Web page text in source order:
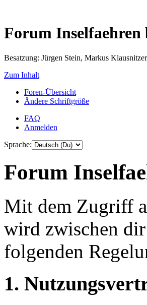
Forum Inselfaehren
Besatzung: Jürgen Stein, Markus
Zum Inhalt
Foren-Übersicht
Ändere Schriftgröße
FAQ
Anmelden
Sprache:
Forum
Mit dem Zugriff
wird zwischen
folgenden
1.